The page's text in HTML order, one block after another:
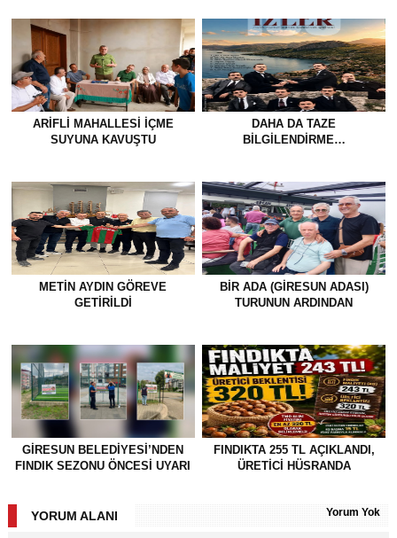
ARIFLI MAHALLESI İÇME
SUYUNA KAVUŞTU
DAHA DA TAZE
BİLGİLENDİRME…
METİN AYDIN GÖREVE
GETİRİLDİ
BİR ADA (GİRESUN ADASI)
TURUNUN ARDINDAN
GİRESUN BELEDİYESİ’NDEN
FINDIK SEZONU ÖNCESİ UYARI
FINDIKTA 255 TL AÇIKLANDI,
ÜRETİCİ HÜSRANDA
YORUM ALANI Yorum Yok